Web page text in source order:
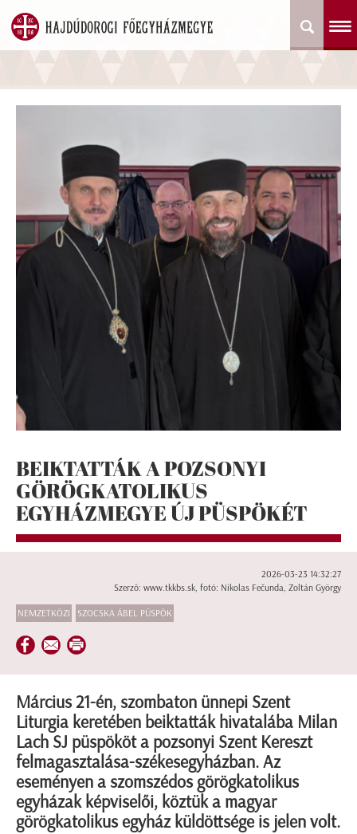
BEIKTATTÁK A POZSONYI
GÖRÖGKATOLIKUS
EGYHÁZMEGYE ÚJ PÜSPÖKÉT
2026-03-23 14:32:27
Szerző: www.tkkbs.sk, fotó: Nikolas Fečunda, Zoltán György
NEMZETKÖZI SZOCSKA ÁBEL PÜSPÖK
Március 21-én, szombaton ünnepi Szent
Liturgia keretében beiktatták hivatalába Milan
Lach SJ püspököt a pozsonyi Szent Kereszt
felmagasztalása-székesegyházban. Az
eseményen a szomszédos görögkatolikus
egyházak képviselői, köztük a magyar
görögkatolikus egyház küldöttsége is jelen volt.